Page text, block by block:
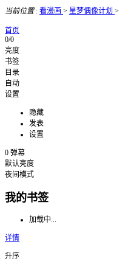
当前位置: 看漫画 > 星梦偶像计划 >
首页
0/0
亮度
书签
目录
自动
设置
隐藏
发表
设置
0 弹幕
默认亮度
夜间模式
我的书签
加载中...
详情
升序